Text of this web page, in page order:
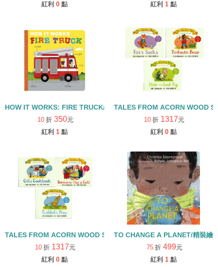
紅利 0 點
紅利 1 點
HOW IT WORKS: FIRE TRUCK/硬頁書
10 折 350元
紅利 1 點
TALES FROM ACORN WOOD
10 折 1317元
紅利 0 點
TALES FROM ACORN WOOD STORY COLLECTION 生活日常組/
10 折 1317元
紅利 0 點
TO CHANGE A PLANET/精裝繪
75 折 499元
紅利 1 點